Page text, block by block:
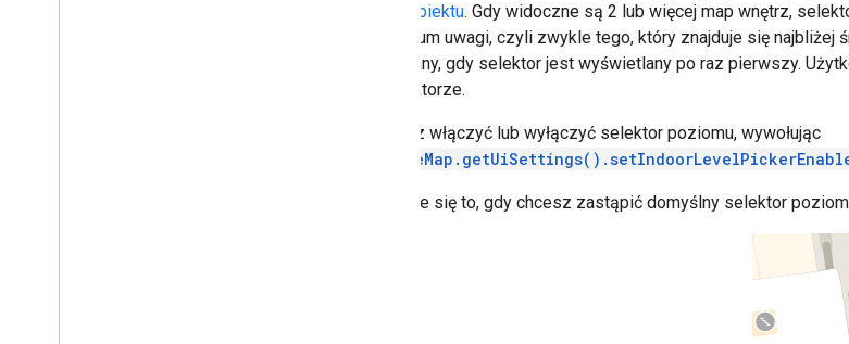
mapę obiektu. Gdy widoczne są 2 lub więcej map wnętrz,
w centrum uwagi, czyli zwykle tego, który znajduje się
wybierany, gdy selektor jest wyświetlany po raz pierwszy.
w selektorze.
Możesz włączyć lub wyłączyć selektor poziomu, wywołując
Przydaje się to, gdy chcesz zastąpić domyślny selektor